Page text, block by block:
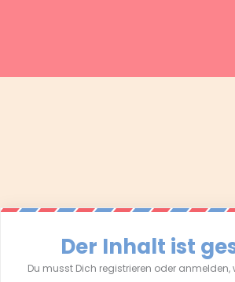
Der Inhalt ist
Du musst Dich registrieren oder anmelden,